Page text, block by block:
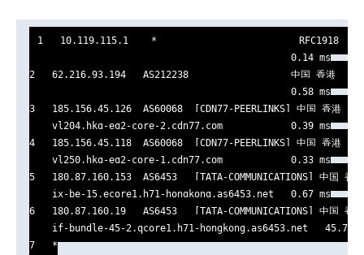
1   10.119.115.1    *
                                              0.14 ms
2   62.216.93.194   AS212238                  中国 香港
                                              0.58 ms
3   185.156.45.126  AS60068  [CDN77-PEERLINKS] 中国 香港
    vl204.hkg-eq2-core-2.cdn77.com            0.39 ms
4   185.156.45.118  AS60068  [CDN77-PEERLINKS] 中国 香港
    vl250.hkg-eq2-core-1.cdn77.com            0.33 ms
5   180.87.160.153  AS6453   [TATA-COMMUNICATIONS] 中国
    ix-be-15.ecore1.h71-hongkong.as6453.net   0.67 ms
6   180.87.160.19   AS6453   [TATA-COMMUNICATIONS] 中国
if-bundle-45-2.qcore1.h71-hongkong.as6453.net   45.74
7   *